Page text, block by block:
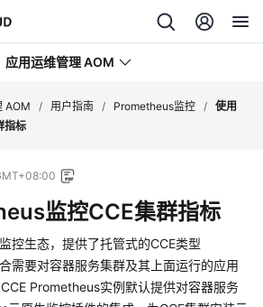
应用运维管理 AOM
AOM / 用户指南 / Prometheus监控 / 使用
指标
监控CCE集群指标
控生态，提供了托管式的CCE类型
需要对容器服务集群及其上面运行的应用
Prometheus实例默认提供对容器服务